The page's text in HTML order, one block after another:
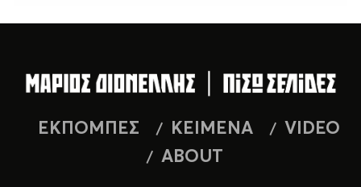
ΕΚΠΟΜΠΕΣ ΚΕΙΜΕΝΑ
VIDEO
ABOUT